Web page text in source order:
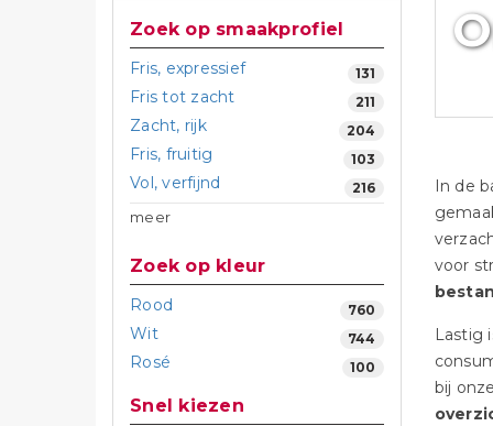
Zoek op smaakprofiel
Fris, expressief 131
Fris tot zacht 211
Zacht, rijk 204
Fris, fruitig 103
Vol, verfijnd 216
meer
Zoek op kleur
Rood 760
Wit 744
Rosé 100
Snel kiezen
In de
voor
Lastig
bij